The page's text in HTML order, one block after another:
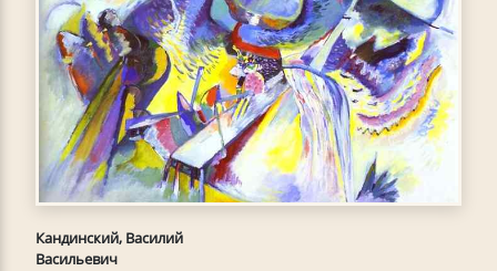
Кандинский, Василий
Васильевич